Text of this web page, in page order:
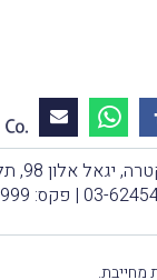
98, תל-אביב 6789141
03- | פקס: 03-6245999
מחייבת.